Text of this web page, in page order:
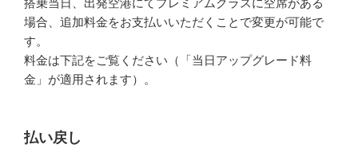
場合、追加料金をお支払いいただくことで変更が可能で
す。
料金は下記をご覧ください（「当日アップグレード料
金」が適用されます）。
払い戻し